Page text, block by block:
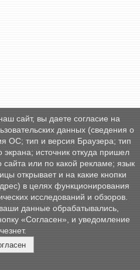
сайт, вы даете согласие на
данных (сведения о
ОС; тип и версия Браузера; тип
экрана; источник откуда пришел
сайта или по какой рекламе; язык
открывает и на какие кнопки
в целях функционирования
исследований и обзоров.
данные обрабатывались,
«Согласен», и уведомление